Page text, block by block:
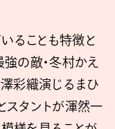
いることも特徴と
の敵・冬村かえ
澤彩織演じるまひ
スタントが渾然一